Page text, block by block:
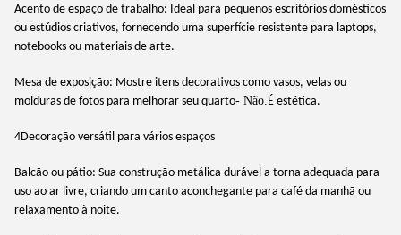
Acento de espaço de trabalho: Ideal para pequenos escritórios domésticos
ou estúdios criativos, fornecendo uma superfície resistente para laptops,
notebooks ou materiais de arte.
Mesa de exposição: Mostre itens decorativos como vasos, velas ou
molduras de fotos para melhorar seu quarto- Não. É estética.
4Decoração versátil para vários espaços
Balcão ou pátio: Sua construção metálica durável a torna adequada para
uso ao ar livre, criando um canto aconchegante para café da manhã ou
relaxamento à noite.